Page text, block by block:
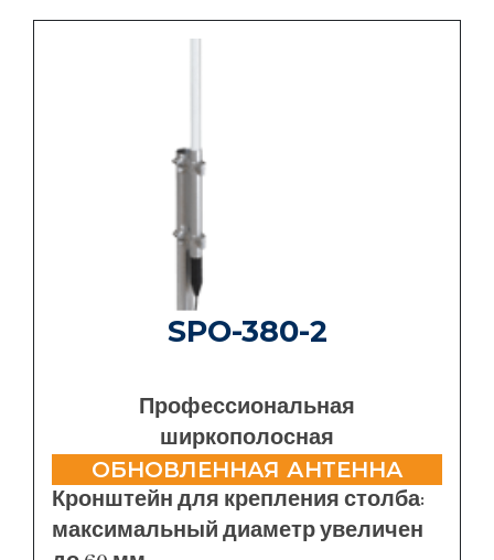
SPO-380-2
Профессиональная
ширкополосная
ОБНОВЛЕННАЯ АНТЕННА
Кронштейн для крепления столба:
максимальный диаметр увеличен